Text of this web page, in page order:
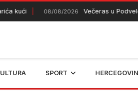
08/08/2026 Večeras u Podveležju
SPORT